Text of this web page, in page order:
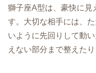
獅子座A型は、豪快に見
す。大切な相手には、
いように先回りして動
えない部分まで整えたり